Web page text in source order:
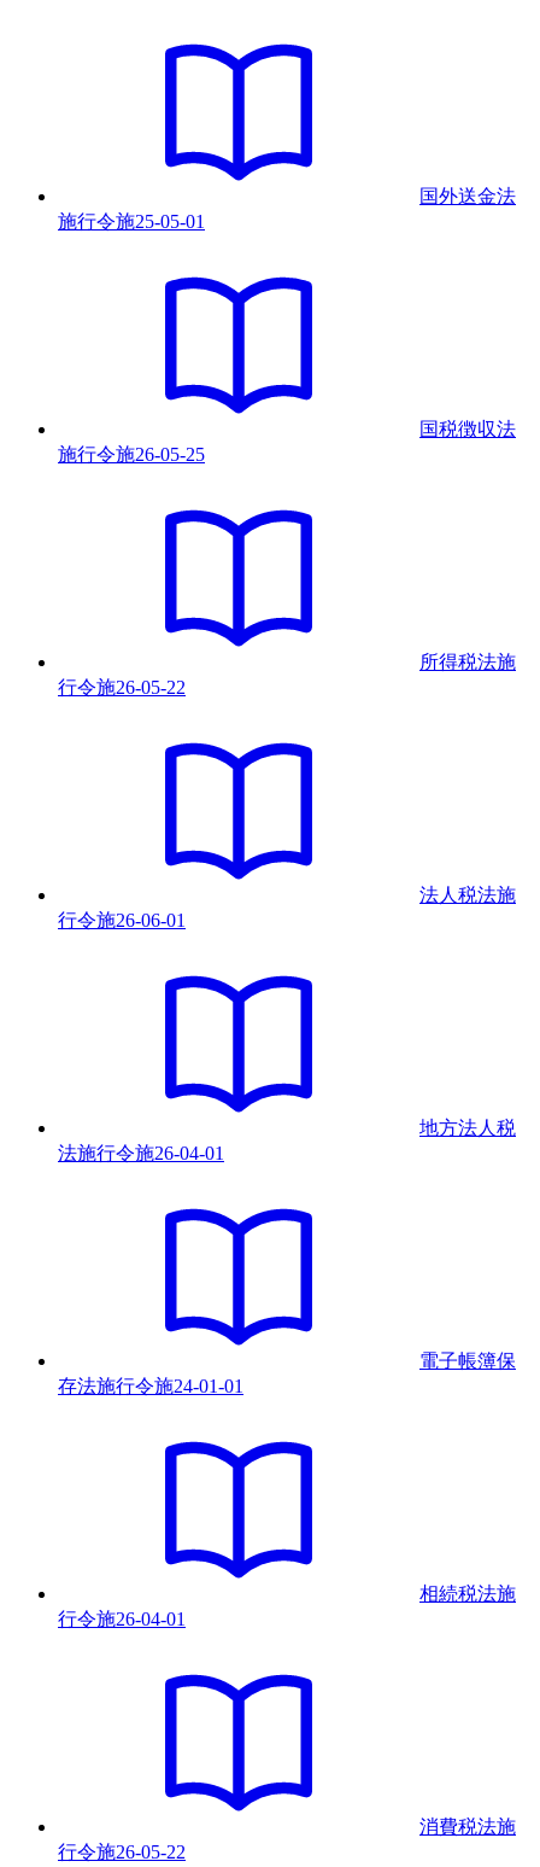
国外送金法
施行令施25-05-01
国税徴収法
施行令施26-05-25
所得税法施
行令施26-05-22
法人税法施
行令施26-06-01
地方法人税
法施行令施26-04-01
電子帳簿保
存法施行令施24-01-01
相続税法施
行令施26-04-01
消費税法施
行令施26-05-22